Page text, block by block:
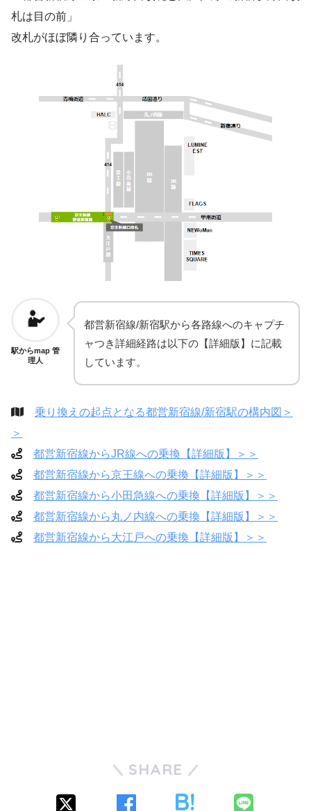
札は目の前」
改札がほぼ隣り合っています。
駅からmap 管
理人
都営新宿線/新宿駅から各路線へのキャプチ
ャつき詳細経路は以下の【詳細版】に記載
しています。
乗り換えの起点となる都営新宿線/新宿駅の構内図＞
＞
都営新宿線からJR線への乗換【詳細版】＞＞
都営新宿線から京王線への乗換【詳細版】＞＞
都営新宿線から小田急線への乗換【詳細版】＞＞
都営新宿線から丸ノ内線への乗換【詳細版】＞＞
都営新宿線から大江戸への乗換【詳細版】＞＞
SHARE